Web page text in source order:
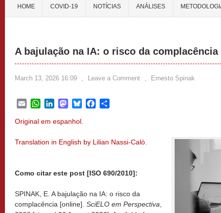
HOME COVID-19 NOTÍCIAS ANÁLISES
A bajulação na IA: o risco da complacência
March 13, 2026 16:09 , Leave a Comment , Ernesto Spinak
EmailWhatsApp
LinkedInMastodon
BlueskyFacebook
Original em espanhol.
Translation in English by Lilian Nassi-Calò.
Como citar este post [ISO 690/2010]:
SPINAK, E. A bajulação na IA: o risco da
complacência [online]. SciELO em Perspectiva